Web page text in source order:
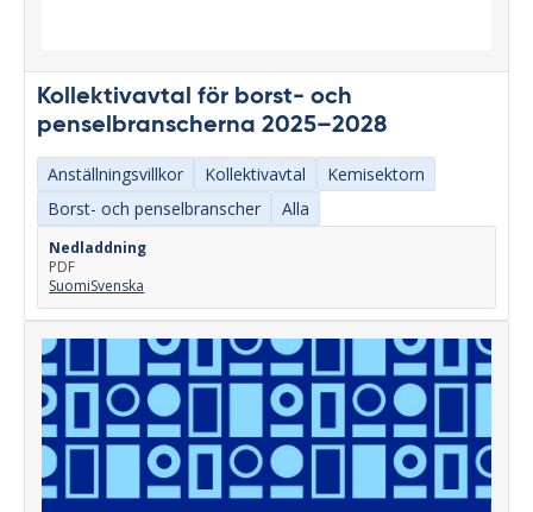
Kollektivavtal för borst- och
penselbranscherna 2025–2028
Anställningsvillkor Kollektivavtal
Kemisektorn
Borst- och penselbranscher
Alla
Nedladdning
PDF
SuomiSvenska